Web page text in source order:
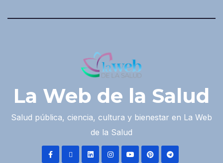
La Web de la Salud
Salud pública, ciencia, cultura y bienestar en La Web
de la Salud